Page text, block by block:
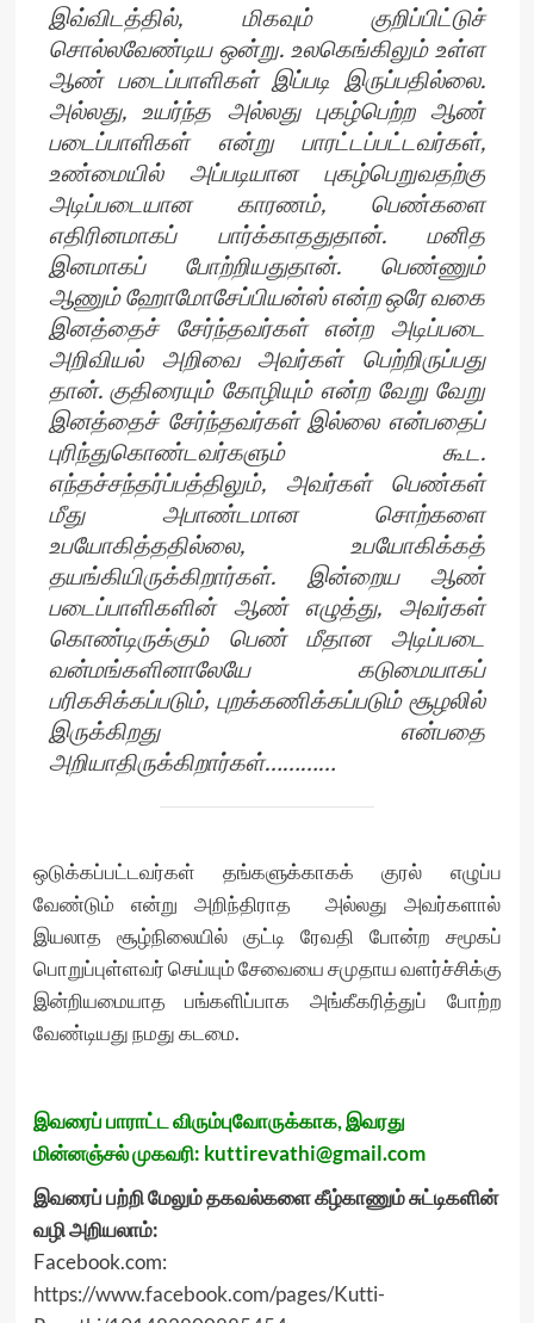
இவ்விடத்தில், மிகவும் குறிப்பிட்டுச்
சொல்லவேண்டிய ஒன்று. உலகெங்கிலும் உள்ள
ஆண் படைப்பாளிகள் இப்படி இருப்பதில்லை.
அல்லது, உயர்ந்த அல்லது புகழ்பெற்ற ஆண்
படைப்பாளிகள் என்று பாரட்டப்பட்டவர்கள்,
உண்மையில் அப்படியான புகழ்பெறுவதற்கு
அடிப்படையான காரணம், பெண்களை
எதிரினமாகப் பார்க்காததுதான். மனித
இனமாகப் போற்றியதுதான். பெண்ணும்
ஆணும் ஹோமோசேப்பியன்ஸ் என்ற ஒரே வகை
இனத்தைச் சேர்ந்தவர்கள் என்ற அடிப்படை
அறிவியல் அறிவை அவர்கள் பெற்றிருப்பது
தான். குதிரையும் கோழியும் என்ற வேறு வேறு
இனத்தைச் சேர்ந்தவர்கள் இல்லை என்பதைப்
புரிந்துகொண்டவர்களும் கூட.
எந்தச்சந்தர்ப்பத்திலும், அவர்கள் பெண்கள்
மீது அபாண்டமான சொற்களை
உபயோகித்ததில்லை, உபயோகிக்கத்
தயங்கியிருக்கிறார்கள். இன்றைய ஆண்
படைப்பாளிகளின் ஆண் எழுத்து, அவர்கள்
கொண்டிருக்கும் பெண் மீதான அடிப்படை
வன்மங்களினாலேயே கடுமையாகப்
பரிகசிக்கப்படும், புறக்கணிக்கப்படும் சூழலில்
இருக்கிறது என்பதை
அறியாதிருக்கிறார்கள்…………
ஒடுக்கப்பட்டவர்கள் தங்களுக்காகக் குரல் எழுப்ப
வேண்டும் என்று அறிந்திராத அல்லது அவர்களால்
இயலாத சூழ்நிலையில் குட்டி ரேவதி போன்ற சமூகப்
பொறுப்புள்ளவர் செய்யும் சேவையை சமுதாய வளர்ச்சிக்கு
இன்றியமையாத பங்களிப்பாக அங்கீகரித்துப் போற்ற
வேண்டியது நமது கடமை.
இவரைப் பாராட்ட விரும்புவோருக்காக, இவரது
மின்னஞ்சல் முகவரி: kuttirevathi@gmail.com
இவரைப் பற்றி மேலும் தகவல்களை கீழ்காணும் சுட்டிகளின்
வழி அறியலாம்:
Facebook.com:
https://www.facebook.com/pages/Kutti-